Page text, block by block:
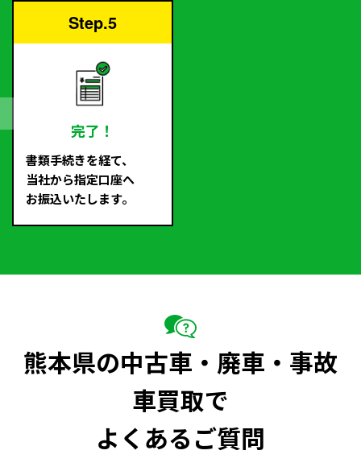
Step.5
完了！
書類手続きを経て、
当社から指定口座へ
お振込いたします。
熊本県の中古車・廃車・事故
車買取で
よくあるご質問